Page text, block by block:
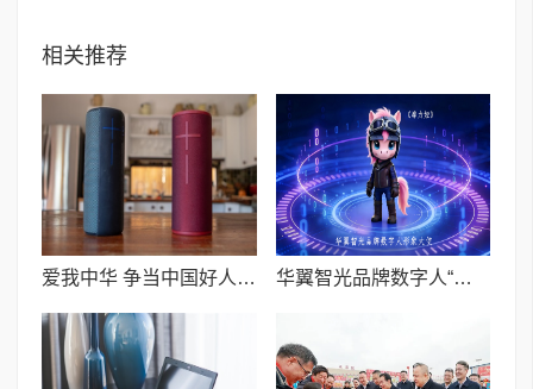
相关推荐
爱我中华 争当中国好人——好人春晚发起人 总导演 总策划杨建红在2026第九届好人春晚上的致辞 华翼智光品牌数字人“摩力娅”1.0公测版今日正式上线